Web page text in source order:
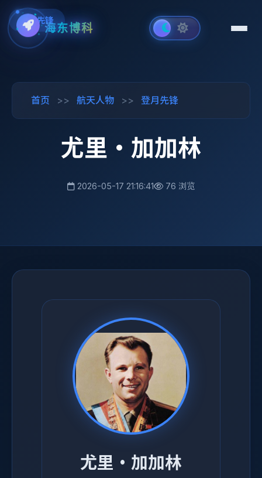
海东博科
首页 >> 航天人物 >> 登月先锋
登月先锋
尤里·加加林
2026-05-17 21:16:41 76 浏览
尤里·加加林